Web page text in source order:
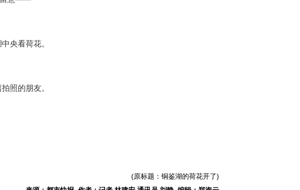
央看荷花。
照的朋友。
(原标题：铜鉴湖的荷花开了)